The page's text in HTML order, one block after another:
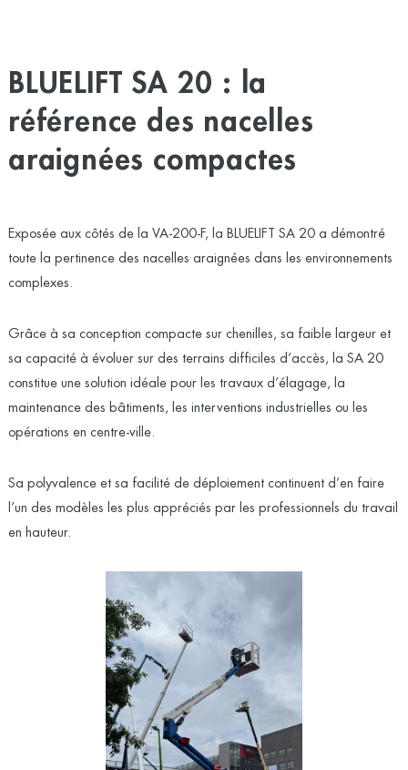
BLUELIFT SA 20 : la
référence des nacelles
araignées compactes
Exposée aux côtés de la VA-200-F, la BLUELIFT SA 20a démontré
toute la pertinence des nacelles araignées dans les environnements
complexes.
Grâce à sa conception compacte sur chenilles, sa faible largeur et
sa capacité à évoluer sur des terrains difficiles d’accès, la SA 20
constitue une solution idéale pour les travaux d’élagage, la
maintenance des bâtiments, les interventions industrielles ou les
opérations en centre-ville.
Sa polyvalence et sa facilité de déploiement continuent d’en faire
l’un des modèles les plus appréciés par les professionnels du travail
en hauteur.